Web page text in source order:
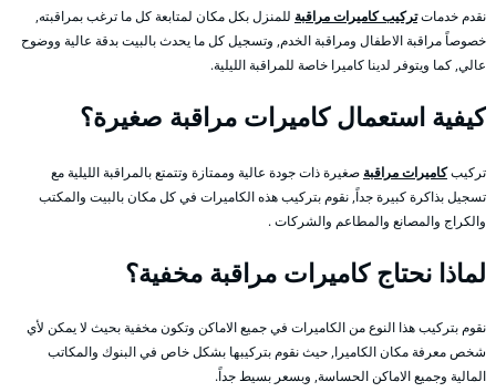
نقدم خدماتتركيب كاميرات مراقبة للمنزل بكل مكان لمتابعة كل ما ترغب بمراقبته,
خصوصاً مراقبة الاطفال ومراقبة الخدم, وتسجيل كل ما يحدث بالبيت بدقة عالية ووضوح
عالي, كما ويتوفر لدينا كاميرا خاصة للمراقبة الليلية.
كيفية استعمال كاميرات مراقبة صغيرة؟
تركيبكاميرات مراقبة صغيرة ذات جودة عالية وممتازة وتتمتع بالمراقبة الليلية مع
تسجيل بذاكرة كبيرة جداً, نقوم بتركيب هذه الكاميرات في كل مكان بالبيت والمكتب
والكراج والمصانع والمطاعم والشركات .
لماذا نحتاج كاميرات مراقبة مخفية؟
نقوم بتركيب هذا النوع من الكاميرات في جميع الاماكن وتكون مخفية بحيث لا يمكن لأي
شخص معرفة مكان الكاميرا, حيث نقوم بتركيبها بشكل خاص في البنوك والمكاتب
المالية وجميع الاماكن الحساسة, وبسعر بسيط جداً.